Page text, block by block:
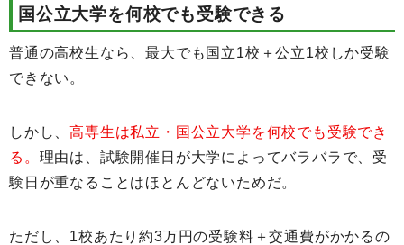
国公立大学を何校でも受験できる
普通の高校生なら、最大でも国立1校＋公立1校しか受験
できない。
しかし、高専生は私立・国公立大学を何校でも受験でき
る。 理由は、試験開催日が大学によってバラバラで、受
験日が重なることはほとんどないためだ。
ただし、1校あたり約3万円の受験料＋交通費がかかるの